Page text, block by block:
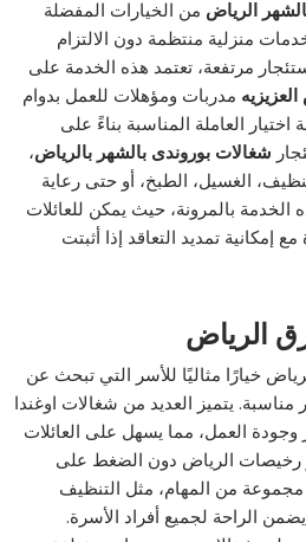
الرياض من الخيارات المفضلة
منزلية منتظمة دون الالتزام
مرتفعة، تعتمد هذه الخدمة على
مدربات ومؤهلات للعمل بدوام
العاملة المناسبة بناءً على
شغالات بوروندى بالشهر بالرياض،
الغسيل، الطبخ، أو حتى رعاية
الخدمة بالمرونة، حيث يمكن للعائلات
إمكانية تمديد التعاقد إذا أثبتت
الرياض
خيارًا مثاليًا للأسر التي تبحث عن
يتميز العديد من شغالات اوغندا
وجودة العمل، مما يسهل على العائلات
رخيصات الرياض دون الضغط على
مجموعة من المهام، مثل التنظيف
الراحة لجميع أفراد الأسرة.